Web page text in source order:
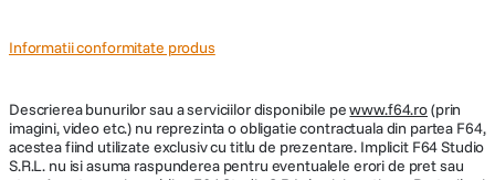
Informatii conformitate produs
Descrierea bunurilor sau a serviciilor disponibile pewww.f64.ro(prin
imagini, video etc.) nu reprezinta o obligatie contractuala din partea F64,
acestea fiind utilizate exclusiv cu titlu de prezentare. Implicit F64 Studio
S.R.L. nu isi asuma raspunderea pentru eventualele erori de pret sau